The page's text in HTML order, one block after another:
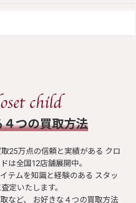
４つの買取方法
25万点の信頼と実績がある クロ
は全国12店舗展開中。
テムを知識と経験のある スタッ
定いたします。
など、 お好きな４つの買取方法